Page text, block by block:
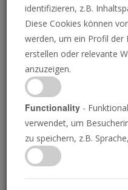
C hinas geheime
im vergangenen
Verteidigungsminister
persönlich genehmigt
von mindestens vier
Länder durchgeführt, wie
Die Übung diente dazu,
Ukraine voranzutreiben,
Grundlagen für eine
Zusammenarbeit
schaffen, die laut
erschüttern wird.
identifizieren, z.B.
Diese Cookies können
werden, um ein Profil der
erstellen oder relevante
anzuzeigen.
Functionality -
verwendet, um
zu speichern, z.B.